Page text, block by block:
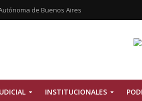
de Buenos Aires
INSTITUCIONALES